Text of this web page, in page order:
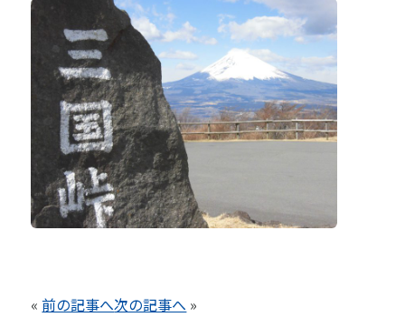
«前の記事へ次の記事へ »